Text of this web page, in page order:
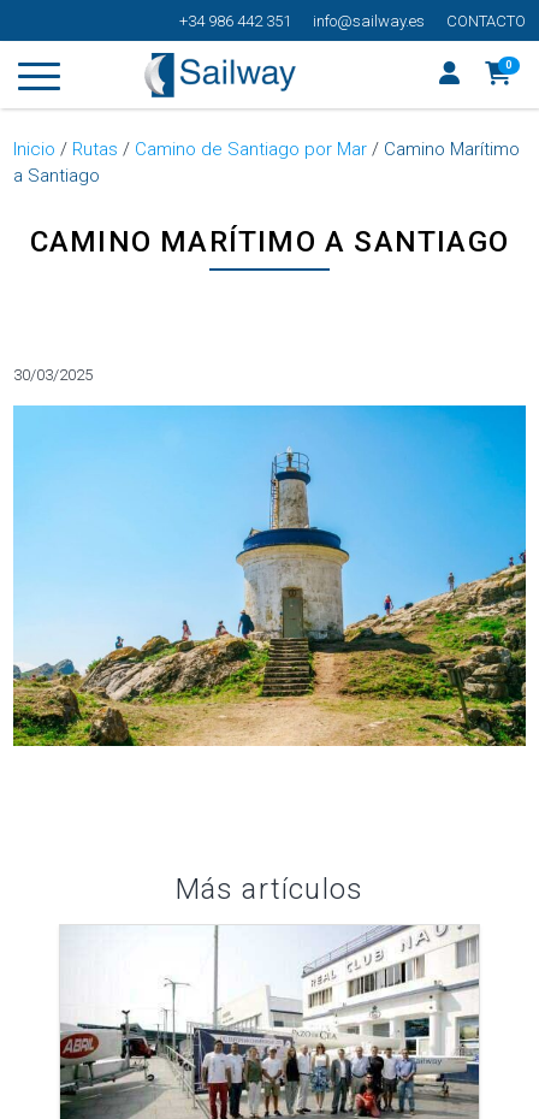
+34 986 442 351 info@sailway.es CONTACTO
0
Inicio / Rutas / Camino de Santiago por Mar / Camino Marítimo
a Santiago
CAMINO MARÍTIMO A SANTIAGO
Categorías
30/03/2025
Más artículos